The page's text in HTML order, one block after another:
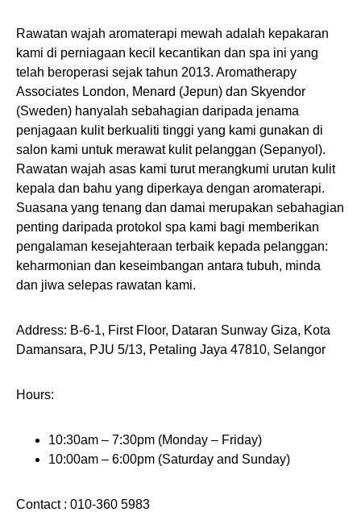
Rawatan wajah aromaterapi mewah adalah kepakaran
kami di perniagaan kecil kecantikan dan spa ini yang
telah beroperasi sejak tahun 2013. Aromatherapy
Associates London, Menard (Jepun) dan Skyendor
(Sweden) hanyalah sebahagian daripada jenama
penjagaan kulit berkualiti tinggi yang kami gunakan di
salon kami untuk merawat kulit pelanggan (Sepanyol).
Rawatan wajah asas kami turut merangkumi urutan kulit
kepala dan bahu yang diperkaya dengan aromaterapi.
Suasana yang tenang dan damai merupakan sebahagian
penting daripada protokol spa kami bagi memberikan
pengalaman kesejahteraan terbaik kepada pelanggan:
keharmonian dan keseimbangan antara tubuh, minda
dan jiwa selepas rawatan kami.
Address: B-6-1, First Floor, Dataran Sunway Giza, Kota
Damansara, PJU 5/13, Petaling Jaya 47810, Selangor
Hours:
10:30am – 7:30pm (Monday – Friday)
10:00am – 6:00pm (Saturday and Sunday)
Contact : 010-360 5983